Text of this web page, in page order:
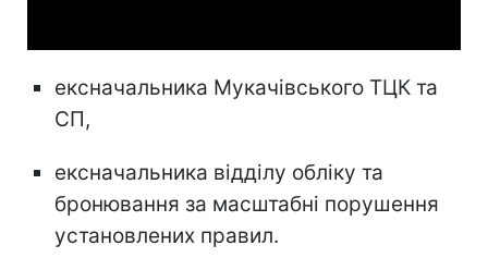
ексначальника Мукачівського ТЦК та
СП,
ексначальника відділу обліку та
бронювання за масштабні порушення
установлених правил.